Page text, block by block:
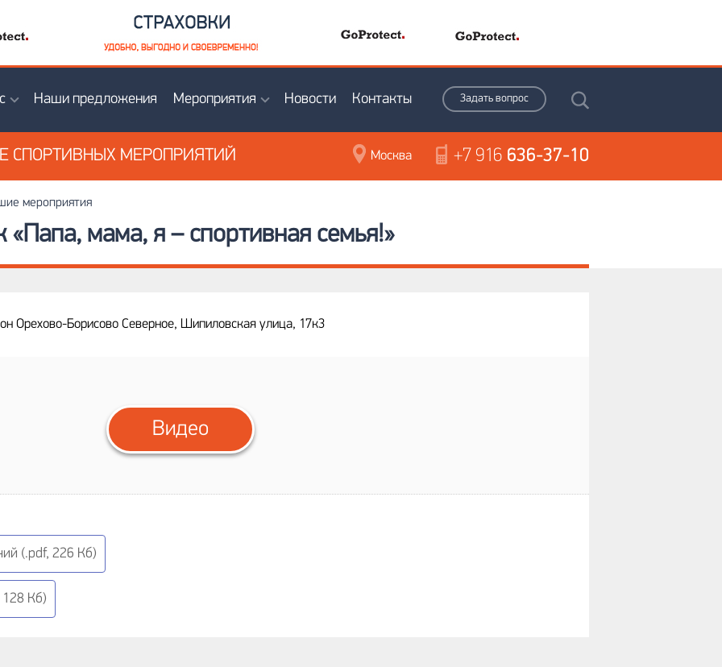
Задать вопрос
Наши предложения Мероприятия Новости Контакты
СПОРТИВНЫХ МЕРОПРИЯТИЙ +7 916 636-37-10
Москва
мероприятия
мама, я – спортивная семья!»
Орехово-Борисово Северное, Шипиловская улица, 17к3
Видео
(.pdf, 226 Кб)
Кб)